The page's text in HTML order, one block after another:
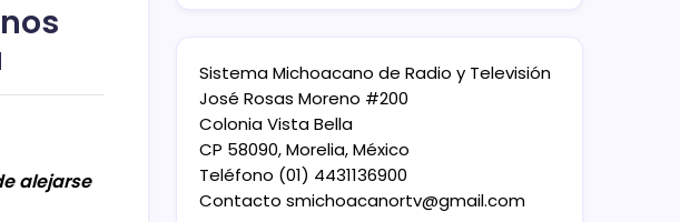
alejarse
Sistema Michoacano de Radio y Televisión
José Rosas Moreno #200
Colonia Vista Bella
CP 58090, Morelia, México
Teléfono (01) 4431136900
Contacto smichoacanortv@gmail.com